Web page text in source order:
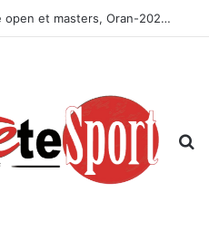
Championnat national d’été open et masters, Oran-2026 — Le CRB s’adjuge le titre